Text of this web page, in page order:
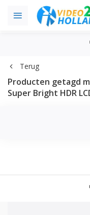
Terug
Producten getagd
Super Bright HDR